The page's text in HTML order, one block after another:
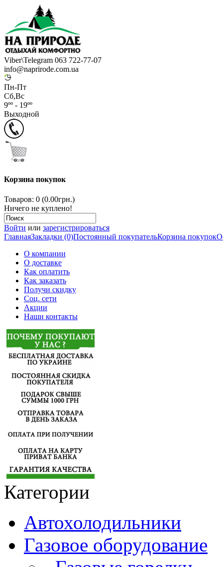
Viber\Telegram 063 722-77-07
info@naprirode.com.ua
Пн-Пт
Сб,Вс
9ºº - 19ºº
Выходной
Корзина покупок
Товаров: 0 (0.00грн.)
Ничего не куплено!
Войти или зарегистрироваться
ГлавнаяЗакладки (0)Постоянный покупательКорзина покупок
О компании
О доставке
Как оплатить
Как заказать
Получи скидку
Соц. сети
Акции
Наши контакты
Категории
Автохолодильники
Газовое оборудование